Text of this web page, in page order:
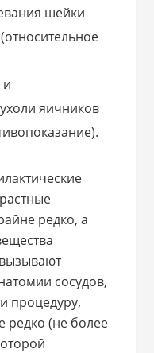
шейки
яичников
редко, а
сосудов,
процедуру,
редко (не более